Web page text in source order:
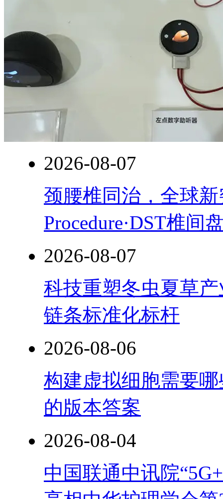
2026-08-07
颈腰椎同治，全球
Procedure·DST椎间
2026-08-07
科技重塑冬虫夏草
链条标准化标杆
2026-08-06
构建虚拟细胞需要
的版本答案
2026-08-04
中国联通中讯院